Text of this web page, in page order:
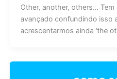
Other, another, others…
avançado confundindo isso
acrescentarmos ainda ‘the